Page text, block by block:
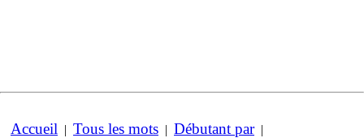
Accueil | Tous les mots | Débutant par|